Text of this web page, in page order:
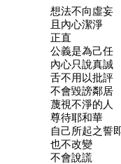
想法不向虛妄
且內心潔淨
正直
公義是為己任
內心只說真誠
舌不用以批評
不會毀謗鄰居
蔑視不淨的人
尊待耶和華
自己所起之誓
也不改變
不會說謊